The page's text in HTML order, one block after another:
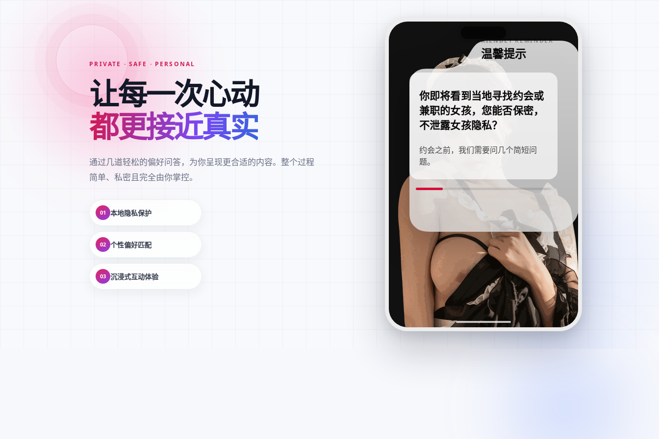
PRIVATE · SAFE · PERSONAL
让每一次心动
都更接近真实
通过几道轻松的偏好问答，为你呈现更合适的内容。整个过程
简单、私密且完全由你掌控。
01 本地隐私保护
02 个性偏好匹配
03 沉浸式互动体验
FRIENDLY REMINDER
温馨提示
你即将看到当地寻找约会或
兼职的女孩，您能否保密，
不泄露女孩隐私？
约会之前，我们需要问几个简短问
题。